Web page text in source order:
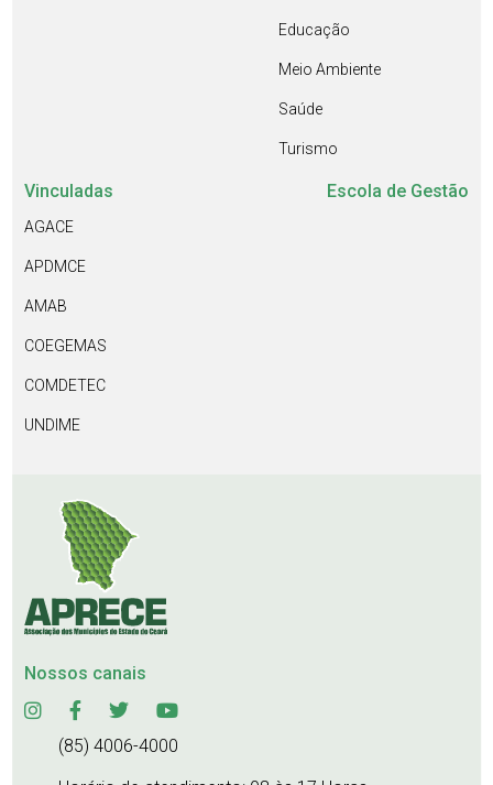
Educação
Meio Ambiente
Saúde
Turismo
Vinculadas
AGACE
APDMCE
AMAB
COEGEMAS
COMDETEC
UNDIME
Escola de Gestão
Nossos canais
(85) 4006-4000